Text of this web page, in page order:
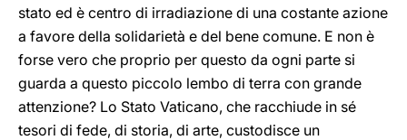
stato ed è centro di irradiazione di una costante azione
a favore della solidarietà e del bene comune. E non è
forse vero che proprio per questo da ogni parte si
guarda a questo piccolo lembo di terra con grande
attenzione? Lo Stato Vaticano, che racchiude in sé
tesori di fede, di storia, di arte, custodisce un